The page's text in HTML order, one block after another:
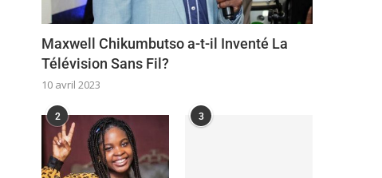
Maxwell Chikumbutso a-t-il Inventé La
Télévision Sans Fil?
10 avril 2023
2 3